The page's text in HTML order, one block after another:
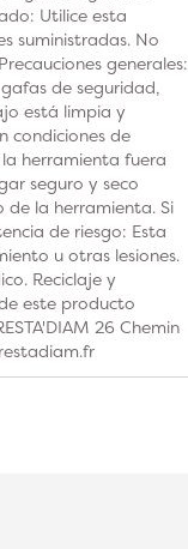
Utilice esta
suministradas. No
generales:
de seguridad,
está limpia y
condiciones de
herramienta fuera
seguro y seco
de la herramienta. Si
de riesgo: Esta
u otras lesiones.
Reciclaje y
este producto
26 Chemin